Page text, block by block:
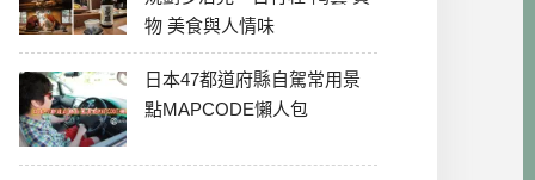
物 美食與人情味
日本47都道府縣自駕常用景
點MAPCODE懶人包